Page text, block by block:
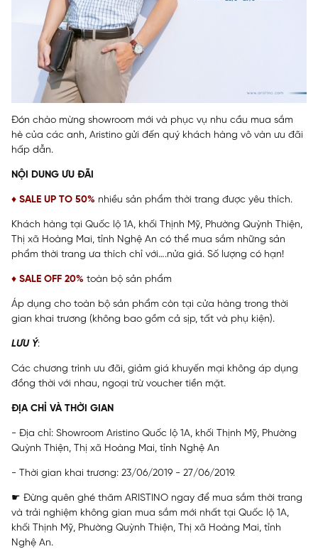
Đón chào mừng showroom mới và phục vụ nhu cầu mua sắm
hè của các anh, Aristino gửi đến quý khách hàng vô vàn ưu đãi
hấp dẫn.
NỘI DUNG ƯU ĐÃI
♦ SALE UP TO 50% nhiều sản phẩm thời trang được yêu thích.
Khách hàng tại Quốc lộ 1A, khối Thịnh Mỹ, Phường Quỳnh Thiện,
Thị xã Hoàng Mai, tỉnh Nghệ An có thể mua sắm những sản
phẩm thời trang ưa thích chỉ với….nửa giá. Số lượng có hạn!
♦ SALE OFF 20% toàn bộ sản phẩm
Áp dụng cho toàn bộ sản phẩm còn tại cửa hàng trong thời
gian khai trương (không bao gồm cả sịp, tất và phụ kiện).
LƯU Ý:
Các chương trình ưu đãi, giảm giá khuyến mại không áp dụng
đồng thời với nhau, ngoại trừ voucher tiền mặt.
ĐỊA CHỈ VÀ THỜI GIAN
- Địa chỉ: Showroom Aristino Quốc lộ 1A, khối Thịnh Mỹ, Phường
Quỳnh Thiện, Thị xã Hoàng Mai, tỉnh Nghệ An
- Thời gian khai trương: 23/06/2019 - 27/06/2019.
☛ Đừng quên ghé thăm ARISTINO ngay để mua sắm thời trang
và trải nghiệm không gian mua sắm mới nhất tại Quốc lộ 1A,
khối Thịnh Mỹ, Phường Quỳnh Thiện, Thị xã Hoàng Mai, tỉnh
Nghệ An.